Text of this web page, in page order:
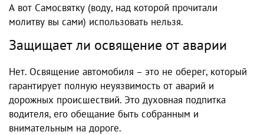
А вот Самосвятку (воду, над которой прочитали
молитву вы сами) использовать нельзя.
Защищает ли освящение от аварии
Нет. Освящение автомобиля – это не оберег, который
гарантирует полную неуязвимость от аварий и
дорожных происшествий. Это духовная подпитка
водителя, его обещание быть собранным и
внимательным на дороге.